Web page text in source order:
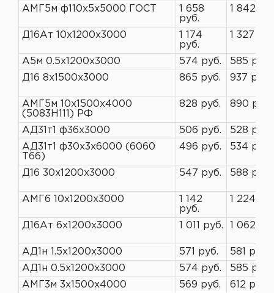
АМГ5м ф110х5х5000 ГОСТ
1 658
руб.
1 842
Д16Ат 10х1200х3000
1 174
руб.
1 327
А5м 0.5х1200х3000 574 руб.
585 руб.
Д16 8х1500х3000
865 руб. 937 руб.
АМГ5м 10х1500х4000
(5083Н111) РФ
828 руб. 890 руб.
АД31т1 ф36х3000 506 руб.
528 руб.
АД31т1 ф30х3х6000 (6060
Т66)
496 руб. 534 руб.
Д16 30х1200х3000 547 руб. 588 руб.
АМГ6 10х1200х3000
1 142
руб.
1 224
Д16Ат 6х1200х3000 1 011 руб. 1 062
АД1н 1.5х1200х3000 571 руб.
581 руб.
АД1н 0.5х1200х3000
574 руб.
585 руб.
АМГ3м 3х1500х4000
569 руб.
612 руб.